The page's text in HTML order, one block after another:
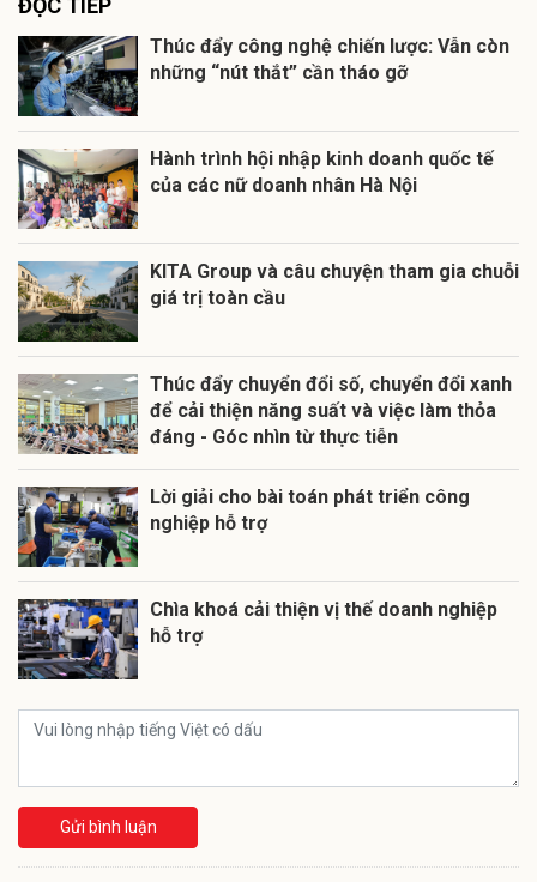
Thúc đẩy công nghệ chiến lược: Vẫn còn
những “nút thắt” cần tháo gỡ
Hành trình hội nhập kinh doanh quốc tế
của các nữ doanh nhân Hà Nội
KITA Group và câu chuyện tham gia chuỗi
giá trị toàn cầu
Thúc đẩy chuyển đổi số, chuyển đổi xanh
để cải thiện năng suất và việc làm thỏa
đáng - Góc nhìn từ thực tiễn
Lời giải cho bài toán phát triển công
nghiệp hỗ trợ
Chìa khoá cải thiện vị thế doanh nghiệp
hỗ trợ
Gửi bình luận